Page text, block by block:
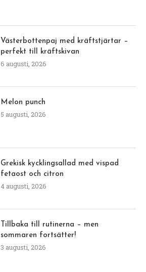
Västerbottenpaj med kräftstjärtar –
perfekt till kräftskivan
6 augusti, 2026
Melon punch
5 augusti, 2026
Grekisk kycklingsallad med vispad
fetaost och citron
4 augusti, 2026
Tillbaka till rutinerna – men
sommaren fortsätter!
3 augusti, 2026